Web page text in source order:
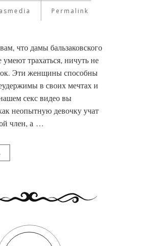
Permalink
что дамы бальзаковского
умеют трахаться, ничуть не
Эти женщины способны
в своих мечтах и
секс видео вы
неопытную девочку учат
член, а …